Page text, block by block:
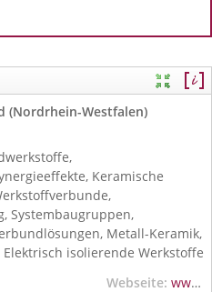
(Nordrhein-Westfalen)
Keramische
Systembaugruppen,
Metall-Keramik,
isolierende Werkstoffe
Webseite: www.doceram.com